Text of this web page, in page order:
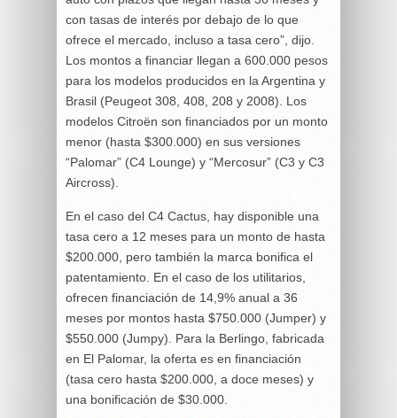
con tasas de interés por debajo de lo que
ofrece el mercado, incluso a tasa cero”, dijo.
Los montos a financiar llegan a 600.000 pesos
para los modelos producidos en la Argentina y
Brasil (Peugeot 308, 408, 208 y 2008). Los
modelos Citroën son financiados por un monto
menor (hasta $300.000) en sus versiones
“Palomar” (C4 Lounge) y “Mercosur” (C3 y C3
Aircross).
En el caso del C4 Cactus, hay disponible una
tasa cero a 12 meses para un monto de hasta
$200.000, pero también la marca bonifica el
patentamiento. En el caso de los utilitarios,
ofrecen financiación de 14,9% anual a 36
meses por montos hasta $750.000 (Jumper) y
$550.000 (Jumpy). Para la Berlingo, fabricada
en El Palomar, la oferta es en financiación
(tasa cero hasta $200.000, a doce meses) y
una bonificación de $30.000.